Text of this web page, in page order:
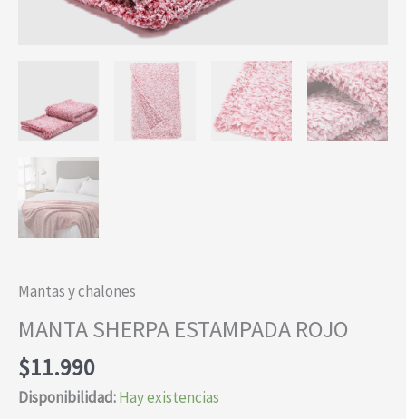
Mantas y chalones
MANTA SHERPA ESTAMPADA ROJO
$11.990
Disponibilidad:Hay existencias